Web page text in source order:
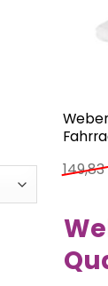
149,83